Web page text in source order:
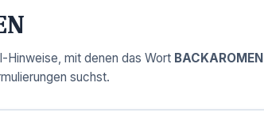
Hinweise, mit denen das Wort BACKAROMEN
suchst.